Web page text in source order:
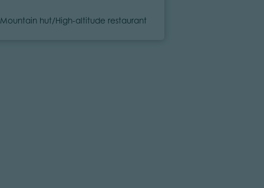
Category
Mountain hut/High-altitude restaurant